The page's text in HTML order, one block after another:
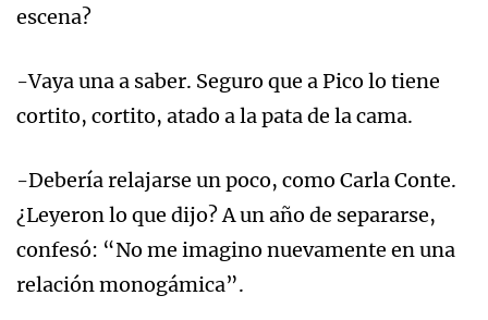
escena?
-Vaya una a saber. Seguro que a Pico lo tiene
cortito, cortito, atado a la pata de la cama.
-Debería relajarse un poco, como Carla Conte.
¿Leyeron lo que dijo? A un año de separarse,
confesó: “No me imagino nuevamente en una
relación monogámica”.